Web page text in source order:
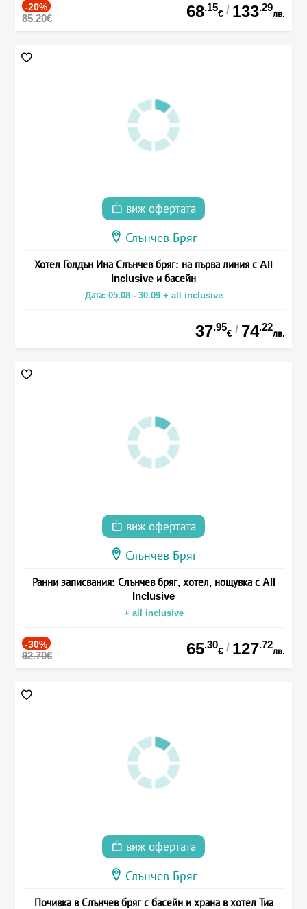
-20%
85.20€ 68.15
€ / 133.29
лв.
виж офертата
Слънчев Бряг
Хотел Голдън Ина Слънчев бряг: на първа линия с All
Inclusive и басейн
Дата: 05.08 - 30.09 + all inclusive
37.95
€ / 74.22
лв.
виж офертата
Слънчев Бряг
Ранни записвания: Слънчев бряг, хотел, нощувка с All
Inclusive
+ all inclusive
-30%
92.70€ 65.30
€ / 127.72
лв.
виж офертата
Слънчев Бряг
Почивка в Слънчев бряг с басейн и храна в хотел Тиа